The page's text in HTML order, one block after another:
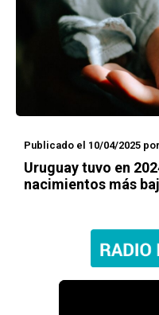
Publicado el 10/04/2025 por
Uruguay tuvo en
nacimientos más